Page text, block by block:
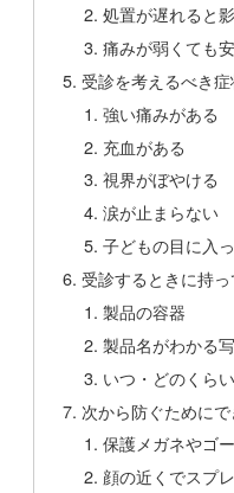
処置が遅れると
痛みが弱くても
受診を考えるべき症
強い痛みがある
充血がある
視界がぼやける
涙が止まらない
子どもの目に入
受診するときに持
製品の容器
製品名がわかる
いつ・どのくら
次から防ぐためにで
保護メガネやゴ
顔の近くでスプ